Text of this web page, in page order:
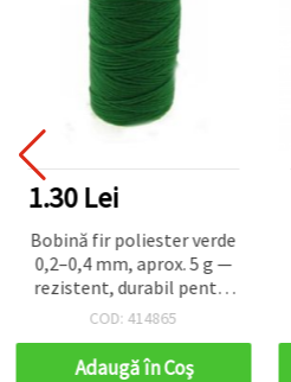
1.30 Lei
Bobină fir poliester verde
0,2–0,4 mm, aprox. 5 g —
rezistent, durabil pentru
mărgelit, confecționare
hobby & DIY
COD: 414865
Adaugă în Coş